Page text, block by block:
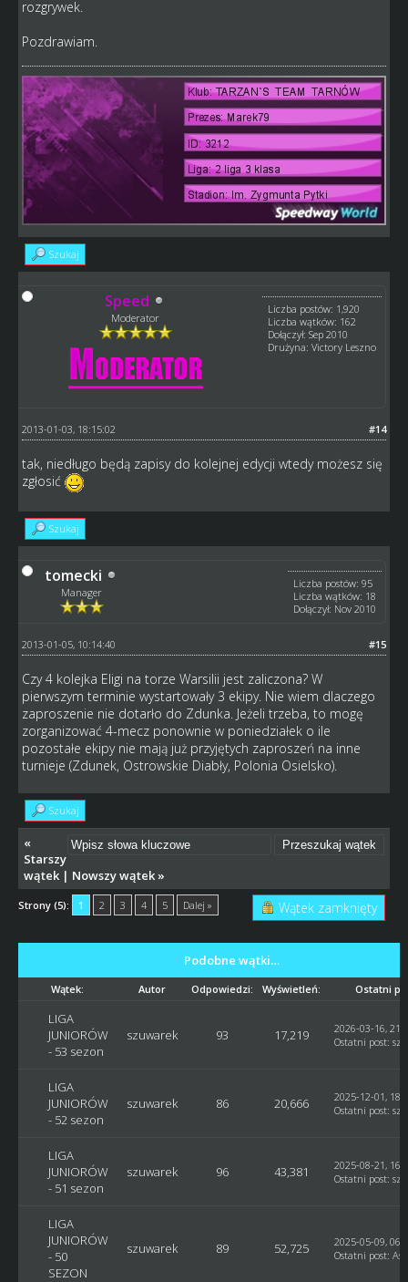
rozgrywek.
Pozdrawiam.
Szukaj
Speed
Moderator
Liczba postów: 1,920
Liczba wątków: 162
Dołączył: Sep 2010
Drużyna: Victory Leszno
#14
2013-01-03, 18:15:02
tak, niedługo będą zapisy do kolejnej edycji wtedy możesz się
zgłosić
Szukaj
tomecki
Manager
Liczba postów: 95
Liczba wątków: 18
Dołączył: Nov 2010
#15
2013-01-05, 10:14:40
Czy 4 kolejka Eligi na torze Warsilii jest zaliczona? W
pierwszym terminie wystartowały 3 ekipy. Nie wiem dlaczego
zaproszenie nie dotarło do Zdunka. Jeżeli trzeba, to mogę
zorganizować 4-mecz ponownie w poniedziałek o ile
pozostałe ekipy nie mają już przyjętych zaproszeń na inne
turnieje (Zdunek, Ostrowskie Diabły, Polonia Osielsko).
Szukaj
«
Starszy
wątek| Nowszy wątek»
Strony (5): 1 2 3 4 5 Dalej » Wątek zamknięty
Podobne wątki…
Wątek: Autor Odpowiedzi: Wyświetleń: Ostatni
LIGA
JUNIORÓW
- 53 sezon
szuwarek 93 17,219
2026-03-16,
Ostatni post:
LIGA
JUNIORÓW
- 52 sezon
szuwarek 86 20,666
2025-12-01,
Ostatni post:
LIGA
JUNIORÓW
- 51 sezon
szuwarek 96 43,381
2025-08-21,
Ostatni post:
LIGA
JUNIORÓW
- 50
SEZON
szuwarek 89 52,725
2025-05-09,
Ostatni post: